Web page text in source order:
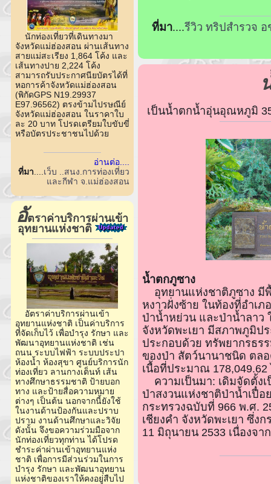
นักท่องเที่ยวที่เดินทางมา
จังหวัดแม่ฮ่องสอน ผ่านเส้นทาง
สายแม่สะเรียง 1,864 โค้ง และ
เส้นทางปาย 2,224 โค้ง
สามารถรับประกาศนียบัตรได้ที่
หอการค้าจังหวัดแม่ฮ่องสอน
(พิกัดGPS N19.29937
E97.96562) ตรงข้ามไปรษณีย์
จังหวัดแม่ฮ่องสอน ในราคาใบ
ละ 20 บาท โปรดเตรียมใบขับขี่
หรือบัตรประชาชนไปด้วย
อ่านต่อ....
ที่มา
เว็บ ..สนง.การท่องเที่ยว
และกีฬา จ.แม่ฮ่องสอน
อัตราค่าบริการผ่านเข้า
อุทยานแห่งชาติ
อัตราค่าบริการผ่านเข้า
อุทยานแห่งชาติ เป็นค่าบริการ
ที่จัดเก็บไว้ เพื่อบำรุง รักษา และ
พัฒนาอุทยานแห่งชาติ เช่น
ถนน ระบบไฟฟ้า ระบบประปา
ห้องน้ำ ห้องสุขา ศูนย์บริการนัก
ท่องเที่ยว ลานกางเต็นท์ เส้น
ทางศึกษาธรรมชาติ ป้ายบอก
ทาง และป้ายสื่อความหมาย
ต่างๆ เป็นต้น นอกจากนี้ยังใช้
ในงานด้านป้องกันและปราบ
ปราม งานด้านศึกษาและวิจัย
ดังนั้น จึงขอความร่วมมือจาก
นักท่องเที่ยวทุกท่าน ได้โปรด
ชำระค่าผ่านเข้าอุทยานแห่ง
ชาติ เพื่อการมีส่วนร่วมในการ
บำรุง รักษา และพัฒนาอุทยาน
แห่งชาติของเราให้คงอยู่สืบไป
ที่มา....รีวิว ทริปสำรวจ
เป็นน้ำตกน้ำอุ่นอุณหภูมิ
น้ำตกภูซาง
อุทยานแห่งชาติภูซาง มี
หงาวฝั่งซ้าย ในท้องที่อำเภ
ป่าน้ำหย่วน และป่าน้ำลาว
จังหวัดพะเยา มีสภาพภูมิป
ประกอบด้วย ทรัพยากรธ
ของป่า สัตว์นานาชนิด ตล
เนื้อที่ประมาณ 178,049.62
ความเป็นมา: เดิมจัดตั้ง
ป่าสงวนแห่งชาติป่าน้ำเปื๋
กระทรวงฉบับที่ 966 พ.ศ.
เชียงคำ จังหวัดพะเยา ซึ่ง
11 มิถุนายน 2533 เนื่องจา